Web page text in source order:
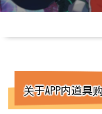
关于APP内道具